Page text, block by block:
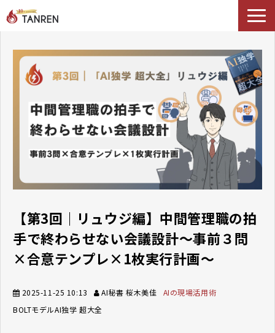
導入事例
セミナー
料金・プラン
【第3回｜リュウジ編】中間管理職の拍
手で終わらせない会議設計〜事前３問
×合意テンプレ×1枚実行計画〜
2025-11-25 10:13 AI秘書 桜木美佳
AIの現場活用術
BOLTモデルAI独学 超大全